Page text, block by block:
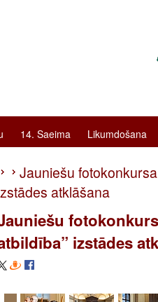
14. Saeima Likumdošana
Jauniešu
atklāšana
izstādes